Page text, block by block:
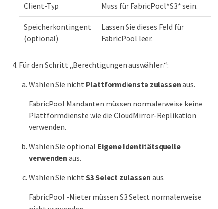
Client-Typ Muss für FabricPool*S3* sein.
Speicherkontingent
(optional)
Lassen Sie dieses Feld für
FabricPool leer.
Für den Schritt „Berechtigungen auswählen“:
Wählen Sie nicht Plattformdienste zulassen aus.
FabricPool Mandanten müssen normalerweise keine
Plattformdienste wie die CloudMirror-Replikation
verwenden.
Wählen Sie optional Eigene Identitätsquelle
verwenden aus.
Wählen Sie nicht S3 Select zulassen aus.
FabricPool -Mieter müssen S3 Select normalerweise